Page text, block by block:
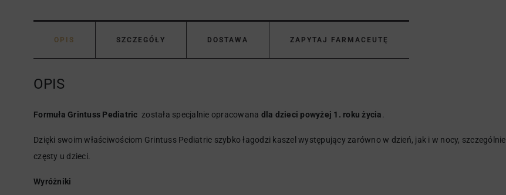
OPIS SZCZEGÓŁY DOSTAWA ZAPYTAJ FARMACEUTĘ
OPIS
Formuła Grintuss Pediatric została specjalnie opracowana dla dzieci powyżej 1. roku życia.
Dzięki swoim właściwościom Grintuss Pediatric szybko łagodzi kaszel występujący zarówno w dzień, jak i w nocy, szczególnie
częsty u dzieci.
Wyróżniki